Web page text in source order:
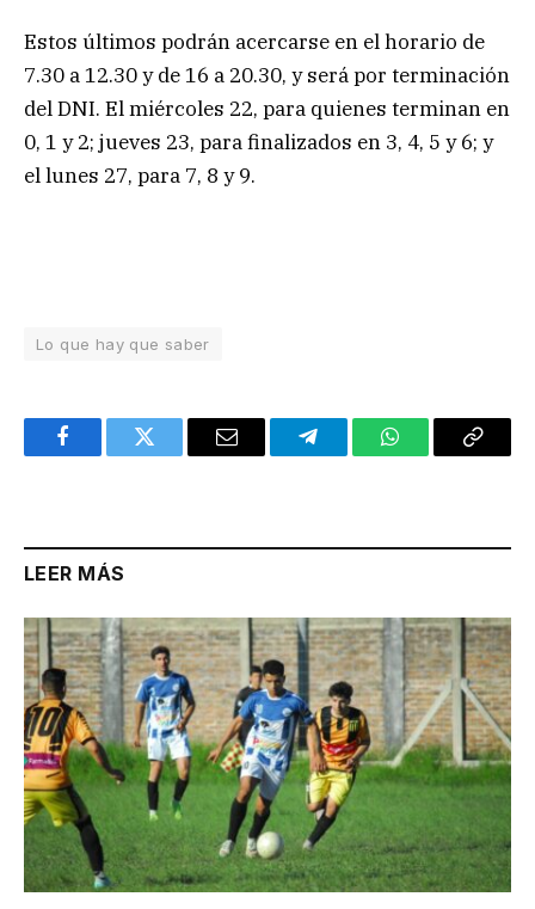
Estos últimos podrán acercarse en el horario de
7.30 a 12.30 y de 16 a 20.30, y será por terminación
del DNI. El miércoles 22, para quienes terminan en
0, 1 y 2; jueves 23, para finalizados en 3, 4, 5 y 6; y
el lunes 27, para 7, 8 y 9.
Lo que hay que saber
FacebookTwitter Email TelegramWhatsAppCopy
LEER MÁS